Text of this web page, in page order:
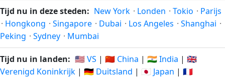
Tijd nu in deze steden: New York · Londen · Tokio · Parijs
· Hongkong · Singapore · Dubai · Los Angeles · Shanghai ·
Peking · Sydney · Mumbai
Tijd nu in landen: 🇺🇸 VS | 🇨🇳 China | 🇮🇳 India | 🇬🇧
Verenigd Koninkrijk | 🇩🇪 Duitsland | 🇯🇵 Japan | 🇫🇷